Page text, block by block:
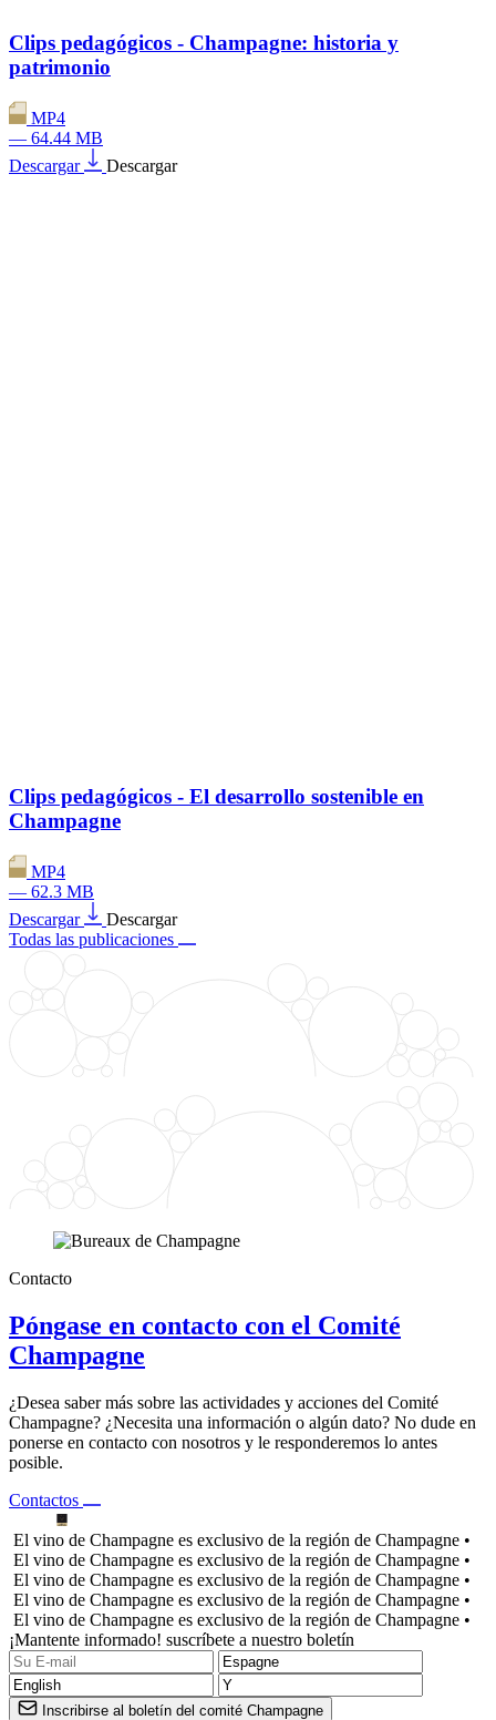
Clips pedagógicos - Champagne: historia y
patrimonio
MP4
— 64.44 MB
Descargar
Descargar
Clips pedagógicos - El desarrollo sostenible en
Champagne
MP4
— 62.3 MB
Descargar
Descargar
Todas las publicaciones
Contacto
Póngase en contacto con el Comité
Champagne
¿Desea saber más sobre las actividades y acciones del Comité
Champagne? ¿Necesita una información o algún dato? No dude en
ponerse en contacto con nosotros y le responderemos lo antes
posible.
Contactos
El vino de Champagne es exclusivo de la región de Champagne •
El vino de Champagne es exclusivo de la región de Champagne •
El vino de Champagne es exclusivo de la región de Champagne •
El vino de Champagne es exclusivo de la región de Champagne •
El vino de Champagne es exclusivo de la región de Champagne •
¡Mantente informado! suscríbete a nuestro boletín
Inscribirse al boletín del comité Champagne